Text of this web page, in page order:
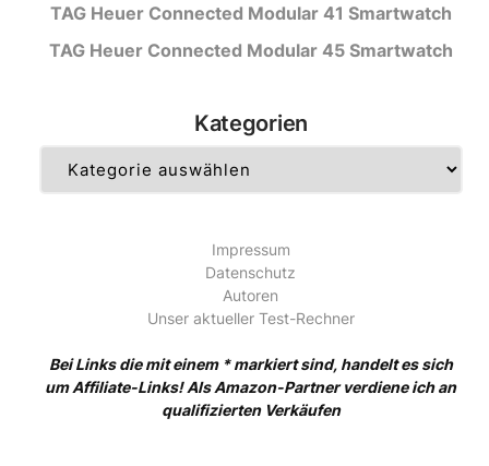
TAG Heuer Connected Modular 41 Smartwatch
TAG Heuer Connected Modular 45 Smartwatch
Kategorien
Impressum
Datenschutz
Autoren
Unser aktueller Test-Rechner
Bei Links die mit einem * markiert sind, handelt es sich
um Affiliate-Links! Als Amazon-Partner verdiene ich an
qualifizierten Verkäufen